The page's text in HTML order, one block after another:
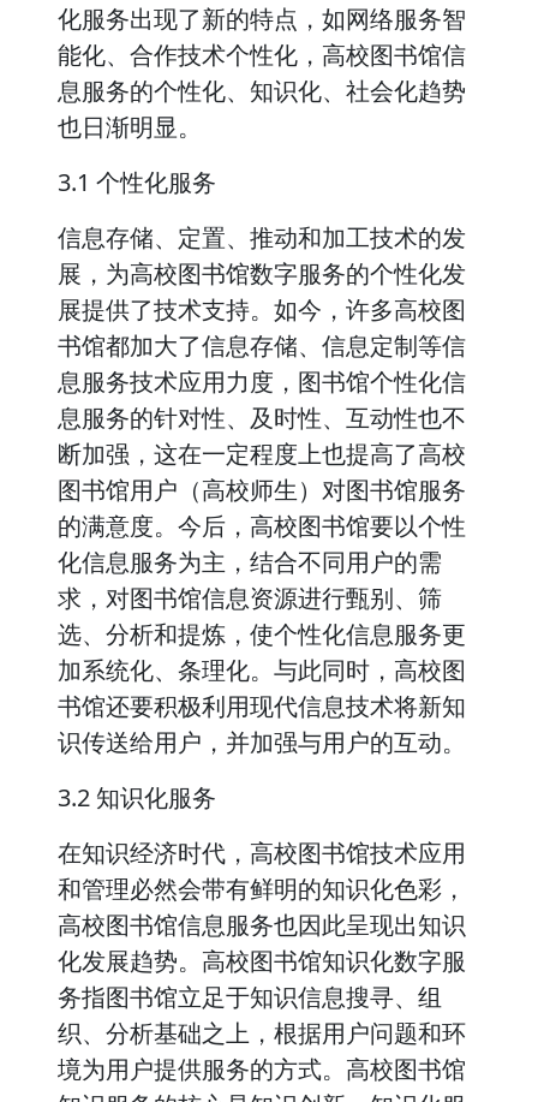
化服务出现了新的特点，如网络服务智
能化、合作技术个性化，高校图书馆信
息服务的个性化、知识化、社会化趋势
也日渐明显。
3.1 个性化服务
信息存储、定置、推动和加工技术的发
展，为高校图书馆数字服务的个性化发
展提供了技术支持。如今，许多高校图
书馆都加大了信息存储、信息定制等信
息服务技术应用力度，图书馆个性化信
息服务的针对性、及时性、互动性也不
断加强，这在一定程度上也提高了高校
图书馆用户（高校师生）对图书馆服务
的满意度。今后，高校图书馆要以个性
化信息服务为主，结合不同用户的需
求，对图书馆信息资源进行甄别、筛
选、分析和提炼，使个性化信息服务更
加系统化、条理化。与此同时，高校图
书馆还要积极利用现代信息技术将新知
识传送给用户，并加强与用户的互动。
3.2 知识化服务
在知识经济时代，高校图书馆技术应用
和管理必然会带有鲜明的知识化色彩，
高校图书馆信息服务也因此呈现出知识
化发展趋势。高校图书馆知识化数字服
务指图书馆立足于知识信息搜寻、组
织、分析基础之上，根据用户问题和环
境为用户提供服务的方式。高校图书馆